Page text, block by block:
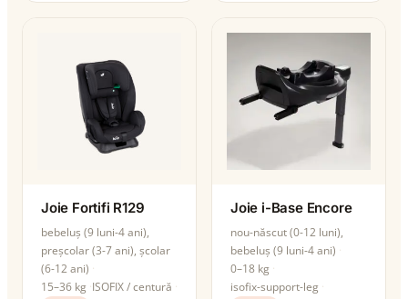
Joie Fortifi R129
bebeluș (9 luni-4 ani),
preșcolar (3-7 ani), școlar
(6-12 ani)
15–36 kg ISOFIX / centură
Joie i-Base Encore
nou-născut (0-12 luni),
bebeluș (9 luni-4 ani)
0–18 kg
isofix-support-leg